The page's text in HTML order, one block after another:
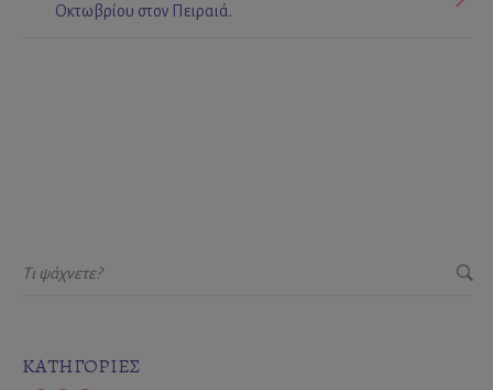
Οκτωβρίου στον Πειραιά.
KΑΤΗΓΟΡΊΕΣ